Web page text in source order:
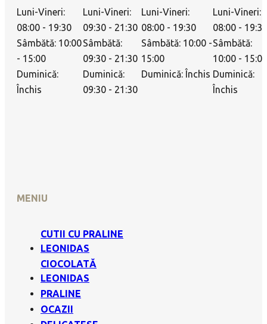
Luni-Vineri:
08:00 - 19:30
Sâmbătă: 10:00
- 15:00
Duminică:
Închis
Luni-Vineri:
09:30 - 21:30
Sâmbătă:
09:30 - 21:30
Duminică:
09:30 - 21:30
Luni-Vineri:
08:00 - 19:30
Sâmbătă: 10:00 -
15:00
Duminică: Închis
Luni-Vineri:
08:00 - 19:30
Sâmbătă:
10:00 - 15:00
Duminică:
Închis
MENIU
CUTII CU PRALINE
LEONIDAS
CIOCOLATĂ
LEONIDAS
PRALINE
OCAZII